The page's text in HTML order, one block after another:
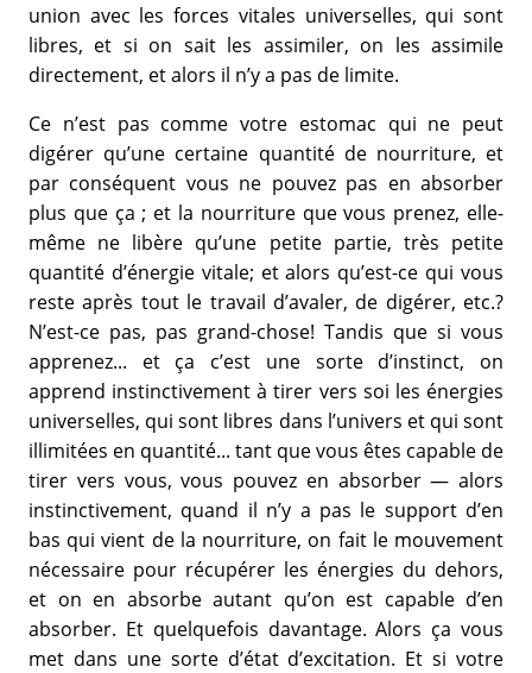
union avec les forces vitales universelles, qui sont
libres, et si on sait les assimiler, on les assimile
directement, et alors il n’y a pas de limite.
Ce n’est pas comme votre estomac qui ne peut
digérer qu’une certaine quantité de nourriture, et
par conséquent vous ne pouvez pas en absorber
plus que ça ; et la nourriture que vous prenez, elle-
même ne libère qu’une petite partie, très petite
quantité d’énergie vitale; et alors qu’est-ce qui vous
reste après tout le travail d’avaler, de digérer, etc.?
N’est-ce pas, pas grand-chose! Tandis que si vous
apprenez... et ça c’est une sorte d’instinct, on
apprend instinctivement à tirer vers soi les énergies
universelles, qui sont libres dans l’univers et qui sont
illimitées en quantité... tant que vous êtes capable de
tirer vers vous, vous pouvez en absorber — alors
instinctivement, quand il n’y a pas le support d’en
bas qui vient de la nourriture, on fait le mouvement
nécessaire pour récupérer les énergies du dehors,
et on en absorbe autant qu’on est capable d’en
absorber. Et quelquefois davantage. Alors ça vous
met dans une sorte d’état d’excitation. Et si votre